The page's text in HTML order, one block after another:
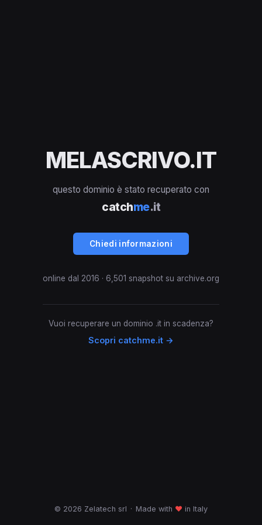
MELASCRIVO.IT
questo dominio è stato recuperato con
catchme.it
Chiedi informazioni
online dal 2016 · 6,501 snapshot su archive.org
Vuoi recuperare un dominio .it in scadenza?
Scopri catchme.it →
© 2026 Zelatech srl · Made with ♥ in Italy